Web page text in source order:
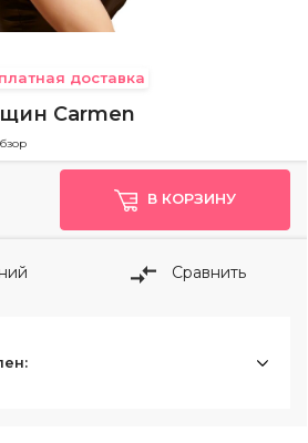
доставка
Carmen
В КОРЗИНУ
Сравнить